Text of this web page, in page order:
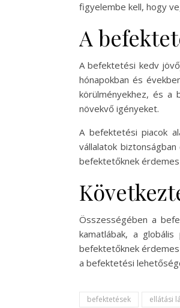
figyelembe kell, hogy
A
A befektetési kedv
hónapokban és
körülményekhez, és a
növekvő igényeket.
A befektetési piacok
vállalatok
befektetőknek
Összességében a
kamatlábak, a
befektetőknek érdemes
a befektetési
befektetések ellátási